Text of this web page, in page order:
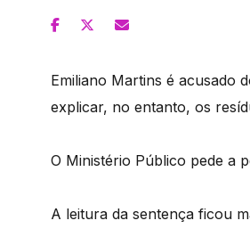
Emiliano Martins é acusado
explicar, no entanto, os
O Ministério Público pede a
A leitura da sentença ficou